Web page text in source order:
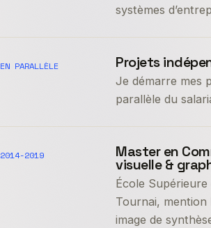
systèmes
EN PARALLÈLE Projets
Je démarre mes
parallèle du
2014-2019 Master en
visuelle &
École
Tournai, mention
image de